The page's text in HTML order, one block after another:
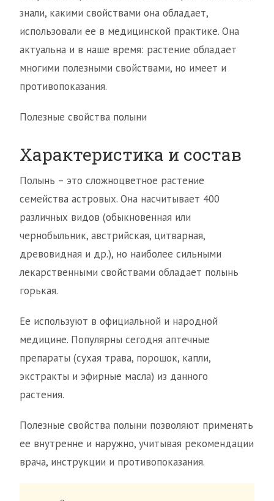
знали, какими свойствами она обладает,
использовали ее в медицинской практике. Она
актуальна и в наше время: растение обладает
многими полезными свойствами, но имеет и
противопоказания.
Полезные свойства полыни
Характеристика и состав
Полынь – это сложноцветное растение
семейства астровых. Она насчитывает 400
различных видов (обыкновенная или
чернобыльник, австрийская, цитварная,
древовидная и др.), но наиболее сильными
лекарственными свойствами обладает полынь
горькая.
Ее используют в официальной и народной
медицине. Популярны сегодня аптечные
препараты (сухая трава, порошок, капли,
экстракты и эфирные масла) из данного
растения.
Полезные свойства полыни позволяют применять
ее внутренне и наружно, учитывая рекомендации
врача, инструкции и противопоказания.